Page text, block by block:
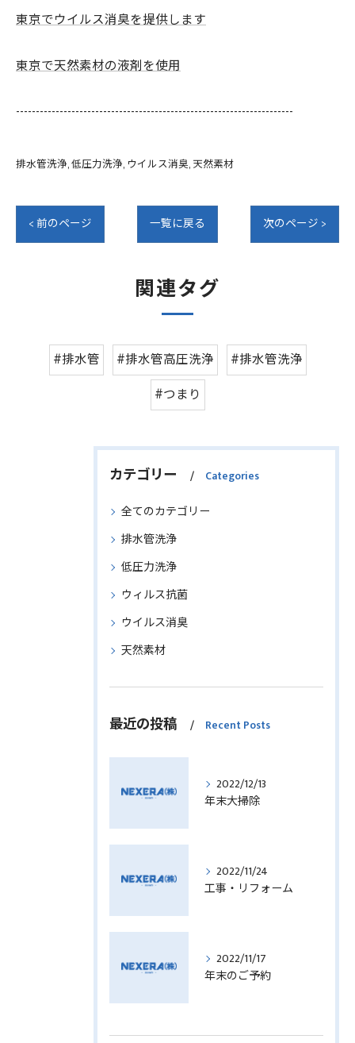
東京でウイルス消臭を提供します
東京で天然素材の液剤を使用
----------------------------------------------------------------------
排水管洗浄 低圧力洗浄 ウイルス消臭 天然素材
< 前のページ 一覧に戻る 次のページ >
関連タグ
#排水管 #排水管高圧洗浄
#排水管洗浄
#つまり
カテゴリー Categories
全てのカテゴリー
排水管洗浄
低圧力洗浄
ウィルス抗菌
ウイルス消臭
天然素材
最近の投稿 Recent Posts
2022/12/13
年末大掃除
2022/11/24
工事・リフォーム
2022/11/17
年末のご予約